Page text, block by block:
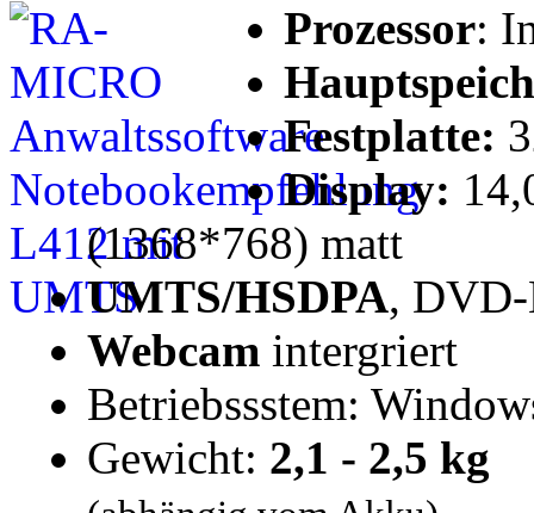
Prozessor:
Festplatte:
Display:
(1368*768) matt
UMTS/HSDPA,
Webcam intergriert
Betriebssstem:
Gewicht: 2,1 - 2,5 kg